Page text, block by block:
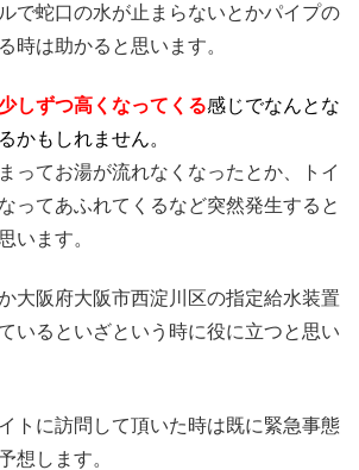
で蛇口の水が止まらないとかパイプの
時は助かると思います。
しずつ高くなってくる感じでなんとな
かもしれません。
ってお湯が流れなくなったとか、トイ
ってあふれてくるなど突然発生すると
います。
大阪府大阪市西淀川区の指定給水装置
いるといざという時に役に立つと思い
トに訪問して頂いた時は既に緊急事態
想します。